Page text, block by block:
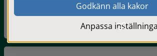
Hållbarhetsuppföljning
Godkänn alla kakor
Anpassa